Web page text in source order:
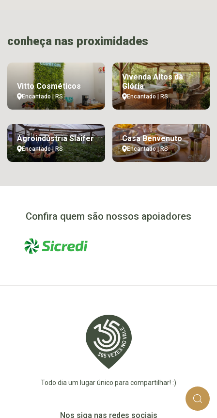
conheça nas proximidades
Vitto Cosméticos
Encantado | RS
Vivenda Altos da
Glória
Encantado | RS
Agroindústria Slaifer
Encantado | RS
Casa Benvenuto
Encantado | RS
Confira quem são nossos apoiadores
Todo dia um lugar único para compartilhar! :)
Nos siga nas redes sociais